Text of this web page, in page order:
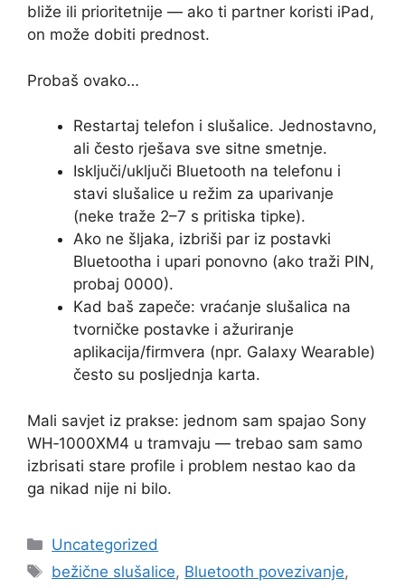
bliže ili prioritetnije — ako ti partner koristi iPad,
on može dobiti prednost.
Probaš ovako…
Restartaj telefon i slušalice. Jednostavno,
ali često rješava sve sitne smetnje.
Isključi/uključi Bluetooth na telefonu i
stavi slušalice u režim za uparivanje
(neke traže 2–7 s pritiska tipke).
Ako ne šljaka, izbriši par iz postavki
Bluetootha i upari ponovno (ako traži PIN,
probaj 0000).
Kad baš zapeče: vraćanje slušalica na
tvorničke postavke i ažuriranje
aplikacija/firmvera (npr. Galaxy Wearable)
često su posljednja karta.
Mali savjet iz prakse: jednom sam spajao Sony
WH‑1000XM4 u tramvaju — trebao sam samo
izbrisati stare profile i problem nestao kao da
ga nikad nije ni bilo.
Kategorije
Uncategorized
Oznake
bežične slušalice, Bluetooth povezivanje,